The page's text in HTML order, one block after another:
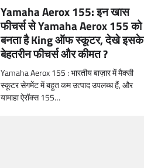
Yamaha Aerox 155: इन खास
फीचर्स से Yamaha Aerox 155 को
बनता है King ऑफ स्कूटर, देखे इसके
बेहतरीन फीचर्स और कीमत ?
Yamaha Aerox 155 : भारतीय बाज़ार में मैक्सी
स्कूटर सेगमेंट में बहुत कम उत्पाद उपलब्ध हैं, और
यामाहा ऐरॉक्स 155…